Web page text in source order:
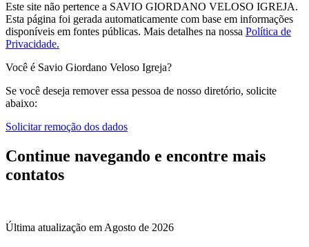
Este site não pertence a SAVIO GIORDANO VELOSO IGREJA.
Esta página foi gerada automaticamente com base em informações
disponíveis em fontes públicas. Mais detalhes na nossa Política de
Privacidade.
Você é Savio Giordano Veloso Igreja?
Se você deseja remover essa pessoa de nosso diretório, solicite
abaixo:
Solicitar remoção dos dados
Continue navegando e encontre mais
contatos
Última atualização em Agosto de 2026